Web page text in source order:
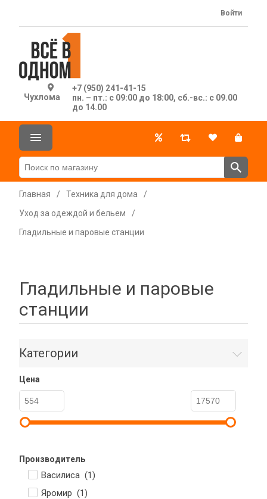
Чухлома
+7 (950) 241-41-15
пн. – пт.: с 09:00 до 18:00, сб.-вс.: с 09.00
до 14.00
Войти
Главная / Техника для дома
/
Уход за одеждой и бельем
/
Гладильные и паровые станции
Гладильные и паровые
станции
Категории
Цена
Производитель
Василиса (1)
Яромир (1)